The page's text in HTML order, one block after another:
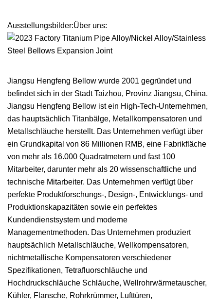
Ausstellungsbilder:Über uns:
Jiangsu Hengfeng Bellow wurde 2001 gegründet und
befindet sich in der Stadt Taizhou, Provinz Jiangsu, China.
Jiangsu Hengfeng Bellow ist ein High-Tech-Unternehmen,
das hauptsächlich Titanbälge, Metallkompensatoren und
Metallschläuche herstellt. Das Unternehmen verfügt über
ein Grundkapital von 86 Millionen RMB, eine Fabrikfläche
von mehr als 16.000 Quadratmetern und fast 100
Mitarbeiter, darunter mehr als 20 wissenschaftliche und
technische Mitarbeiter. Das Unternehmen verfügt über
perfekte Produktforschungs-, Design-, Entwicklungs- und
Produktionskapazitäten sowie ein perfektes
Kundendienstsystem und moderne
Managementmethoden. Das Unternehmen produziert
hauptsächlich Metallschläuche, Wellkompensatoren,
nichtmetallische Kompensatoren verschiedener
Spezifikationen, Tetrafluorschläuche und
Hochdruckschläuche Schläuche, Wellrohrwärmetauscher,
Kühler, Flansche, Rohrkrümmer, Lufttüren,